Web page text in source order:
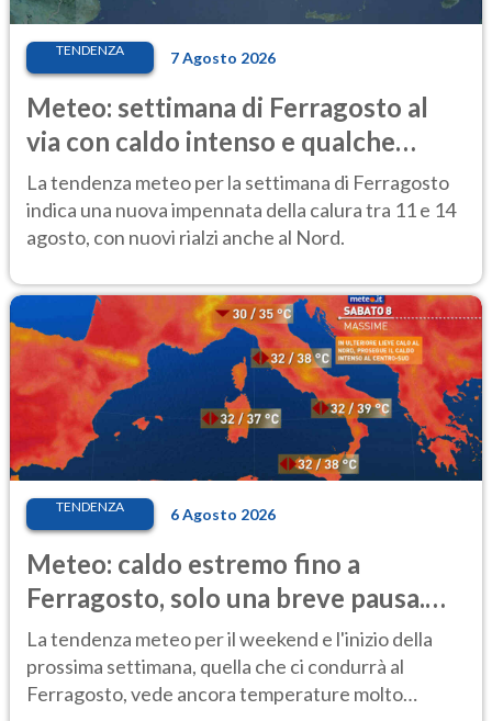
TENDENZA 7 Agosto 2026
Meteo: settimana di Ferragosto al
via con caldo intenso e qualche
temporale
La tendenza meteo per la settimana di Ferragosto
indica una nuova impennata della calura tra 11 e 14
agosto, con nuovi rialzi anche al Nord.
TENDENZA 6 Agosto 2026
Meteo: caldo estremo fino a
Ferragosto, solo una breve pausa.
Ecco dove
La tendenza meteo per il weekend e l'inizio della
prossima settimana, quella che ci condurrà al
Ferragosto, vede ancora temperature molto